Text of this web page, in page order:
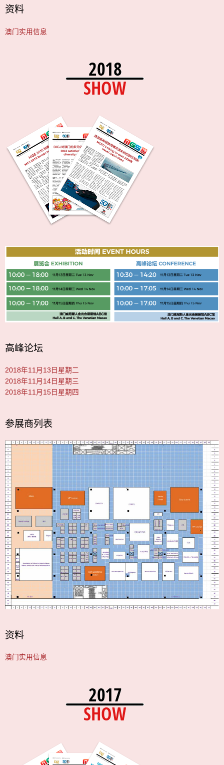
资料
澳门实用信息
高峰论坛
2018年11月13日星期二
2018年11月14日星期三
2018年11月15日星期四
参展商列表
资料
澳门实用信息